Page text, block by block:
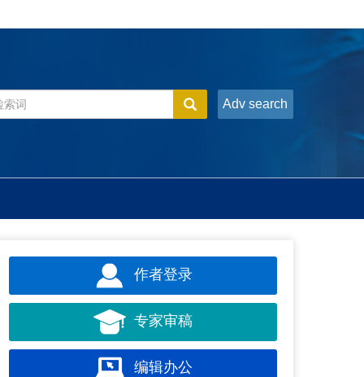
Adv search
作者登录
专家审稿
编辑办公